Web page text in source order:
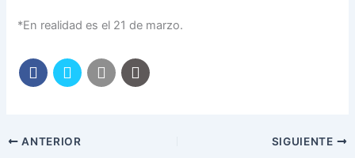
*En realidad es el 21 de marzo.
ANTERIOR SIGUIENTE